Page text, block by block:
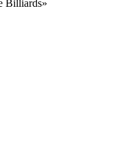
Billiards»